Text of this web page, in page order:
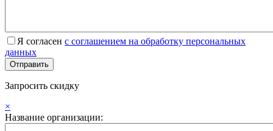
Я согласен с соглашением на обработку персональных
данных
Запросить скидку
×
Название организации: